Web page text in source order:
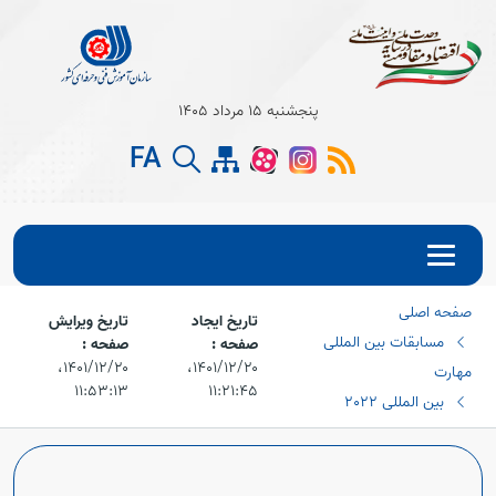
Open
Open
Open
Open
Open
پنجشنبه 15 مرداد 1405
FA
صفحه اصلی
مسابقات بین المللی
مهارت
بین المللی 2022
تاریخ ایجاد
صفحه :
۱۴۰۱/۱۲/۲۰،‏
۱۱:۲۱:۴۵
تاریخ ویرایش
صفحه :
۱۴۰۱/۱۲/۲۰،‏
۱۱:۵۳:۱۳